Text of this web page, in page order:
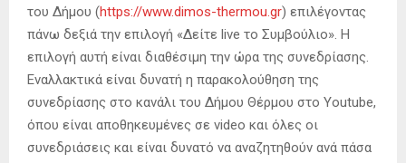
του Δήμου (https://www.dimos-thermou.gr) επιλέγοντας
πάνω δεξιά την επιλογή «Δείτε live το Συμβούλιο». Η
επιλογή αυτή είναι διαθέσιμη την ώρα της συνεδρίασης.
Εναλλακτικά είναι δυνατή η παρακολούθηση της
συνεδρίασης στο κανάλι του Δήμου Θέρμου στο Youtube,
όπου είναι αποθηκευμένες σε video και όλες οι
συνεδριάσεις και είναι δυνατό να αναζητηθούν ανά πάσα